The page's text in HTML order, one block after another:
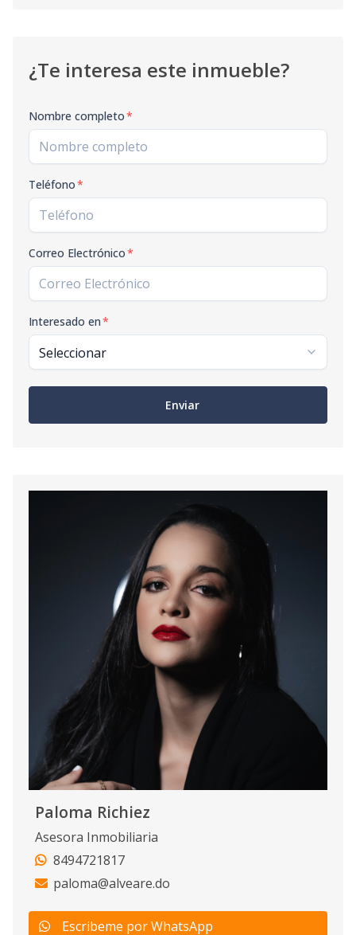
¿Te interesa este inmueble?
Nombre completo*
Teléfono*
Correo Electrónico*
Interesado en*
Enviar
Paloma Richiez
Asesora Inmobiliaria
8494721817
paloma@alveare.do
Escribeme por WhatsApp